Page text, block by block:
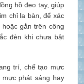
hồ đeo tay, giúp
chỉla bàn , để xác
gắn trên công
đèn khi chưa bật
trí, chế tạo mực
phát sáng hay